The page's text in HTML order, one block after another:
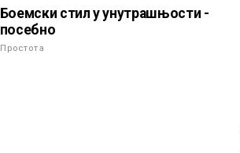
Боемски стил у унутрашњости -
посебно
Простота